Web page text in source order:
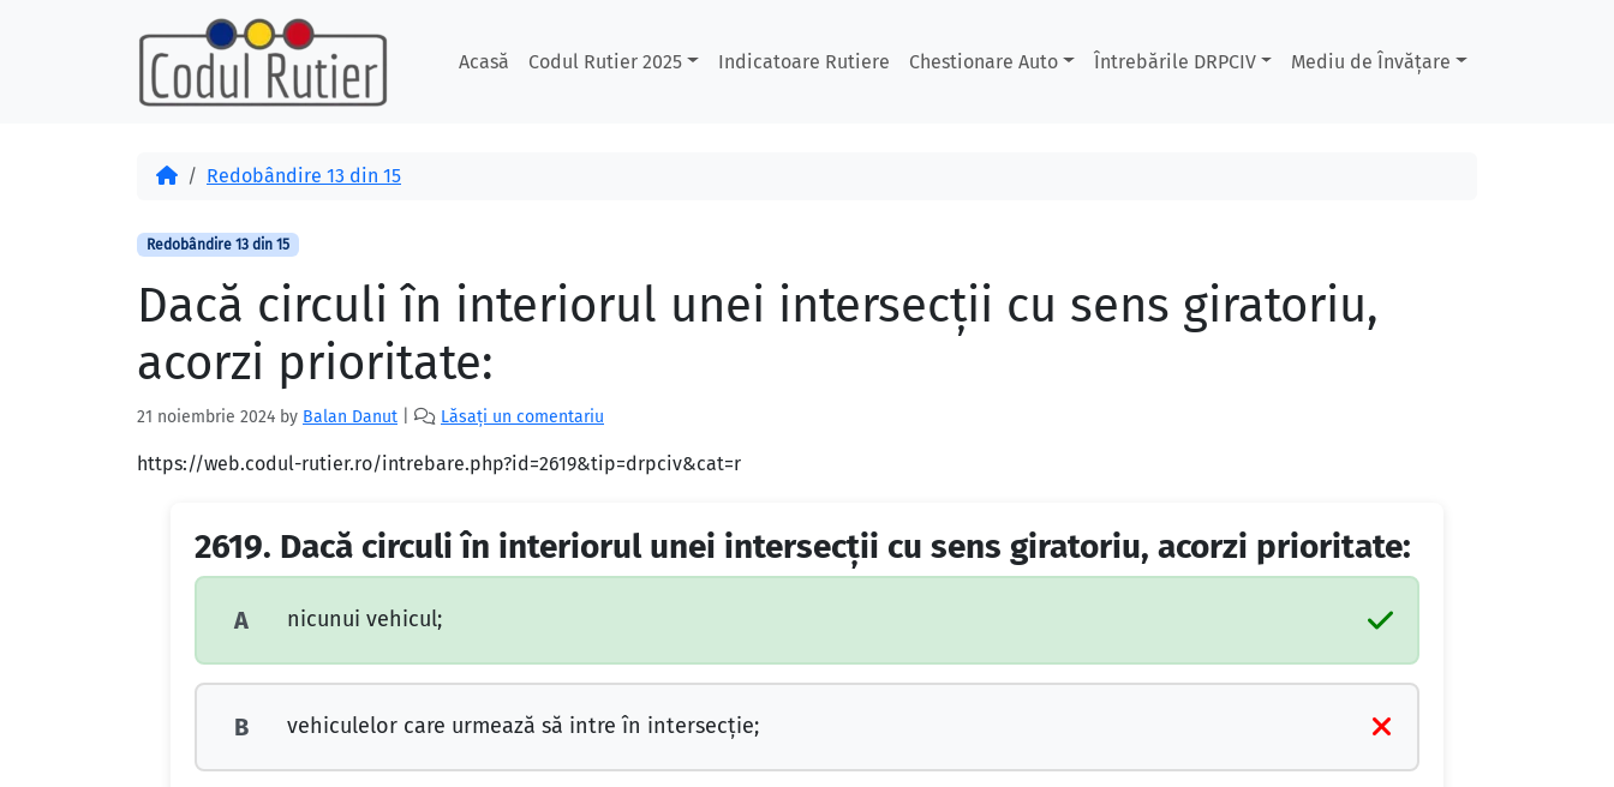
Acasă Codul Rutier 2025 Indicatoare Rutiere Chestionare Auto Întrebările DRPCIV Mediu de Învățare
AcasăRedobândire 13 din 15
Redobândire 13 din 15
Dacă circuli în interiorul unei intersecţii cu sens giratoriu,
acorzi prioritate:
21 noiembrie 2024 by Balan Danut Lăsați un comentariu
https://web.codul-rutier.ro/intrebare.php?id=2619&tip=drpciv&cat=r
2619. Dacă circuli în interiorul unei intersecţii cu sens giratoriu, acorzi prioritate:
A nicunui vehicul;
B vehiculelor care urmează să intre în intersecţie;